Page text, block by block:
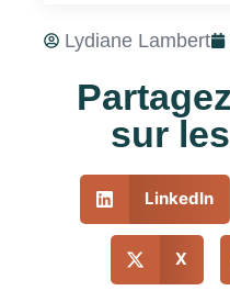
Lydiane Lambert
sur
LinkedIn
X